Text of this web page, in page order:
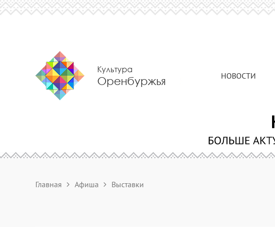
Культура
Оренбуржья НОВОСТИ
Главная Афиша Выставки